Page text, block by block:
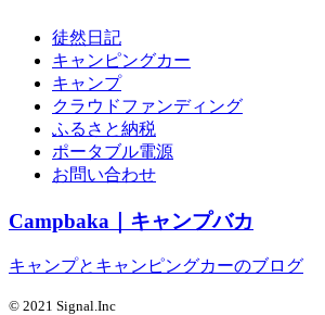
徒然日記
キャンピングカー
キャンプ
クラウドファンディング
ふるさと納税
ポータブル電源
お問い合わせ
Campbaka｜キャンプバカ
キャンプとキャンピングカーのブログ
© 2021 Signal.Inc